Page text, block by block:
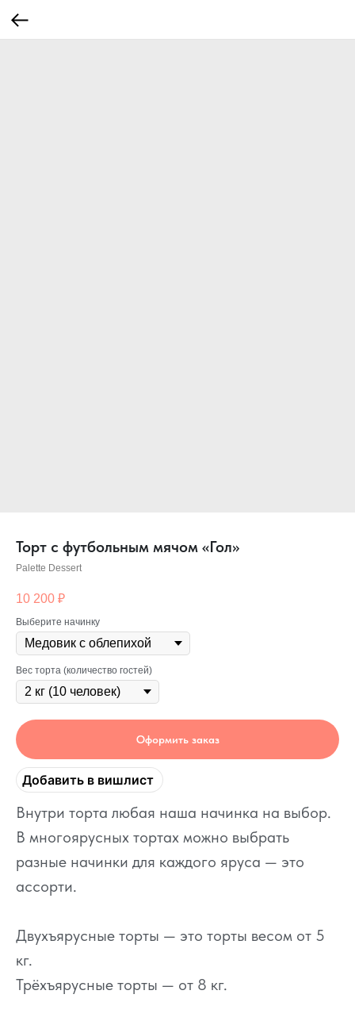
Торт с футбольным мячом «Гол»
Palette Dessert
10 200 ₽
Выберите начинку
Вес торта (количество гостей)
Оформить заказ
Добавить в вишлист
Внутри торта любая наша начинка на выбор.
В многоярусных тортах можно выбрать
разные начинки для каждого яруса — это
ассорти.
Двухъярусные торты — это торты весом от 5
кг.
Трёхъярусные торты — от 8 кг.